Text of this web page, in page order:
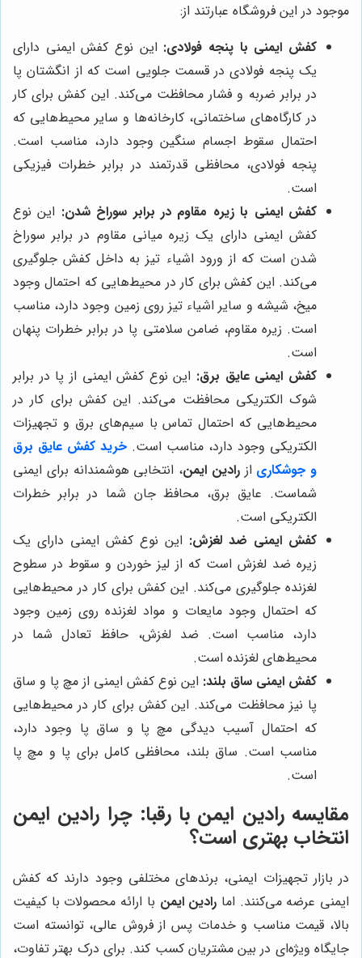
موجود در این فروشگاه عبارتند از:
کفش ایمنی با پنجه فولادی: این نوع کفش ایمنی دارای
یک پنجه فولادی در قسمت جلویی است که از انگشتان پا
در برابر ضربه و فشار محافظت می‌کند. این کفش برای کار
در کارگاه‌های ساختمانی، کارخانه‌ها و سایر محیط‌هایی که
احتمال سقوط اجسام سنگین وجود دارد، مناسب است.
پنجه فولادی، محافظی قدرتمند در برابر خطرات فیزیکی
است.
کفش ایمنی با زیره مقاوم در برابر سوراخ شدن: این نوع
کفش ایمنی دارای یک زیره میانی مقاوم در برابر سوراخ
شدن است که از ورود اشیاء تیز به داخل کفش جلوگیری
می‌کند. این کفش برای کار در محیط‌هایی که احتمال وجود
میخ، شیشه و سایر اشیاء تیز روی زمین وجود دارد، مناسب
است. زیره مقاوم، ضامن سلامتی پا در برابر خطرات پنهان
است.
کفش ایمنی عایق برق: این نوع کفش ایمنی از پا در برابر
شوک الکتریکی محافظت می‌کند. این کفش برای کار در
محیط‌هایی که احتمال تماس با سیم‌های برق و تجهیزات
الکتریکی وجود دارد، مناسب است. خرید کفش عایق برق
و جوشکاری ازرادین ایمن، انتخابی هوشمندانه برای ایمنی
شماست. عایق برق، محافظ جان شما در برابر خطرات
الکتریکی است.
کفش ایمنی ضد لغزش: این نوع کفش ایمنی دارای یک
زیره ضد لغزش است که از لیز خوردن و سقوط در سطوح
لغزنده جلوگیری می‌کند. این کفش برای کار در محیط‌هایی
که احتمال وجود مایعات و مواد لغزنده روی زمین وجود
دارد، مناسب است. ضد لغزش، حافظ تعادل شما در
محیط‌های لغزنده است.
کفش ایمنی ساق بلند: این نوع کفش ایمنی از مچ پا و ساق
پا نیز محافظت می‌کند. این کفش برای کار در محیط‌هایی
که احتمال آسیب دیدگی مچ پا و ساق پا وجود دارد،
مناسب است. ساق بلند، محافظی کامل برای پا و مچ پا
است.
مقایسه رادین ایمن با رقبا: چرا رادین ایمن
انتخاب بهتری است؟
در بازار تجهیزات ایمنی، برندهای مختلفی وجود دارند که کفش
ایمنی عرضه می‌کنند. اما رادین ایمن با ارائه محصولات با کیفیت
بالا، قیمت مناسب و خدمات پس از فروش عالی، توانسته است
جایگاه ویژه‌ای در بین مشتریان کسب کند. برای درک بهتر تفاوت،